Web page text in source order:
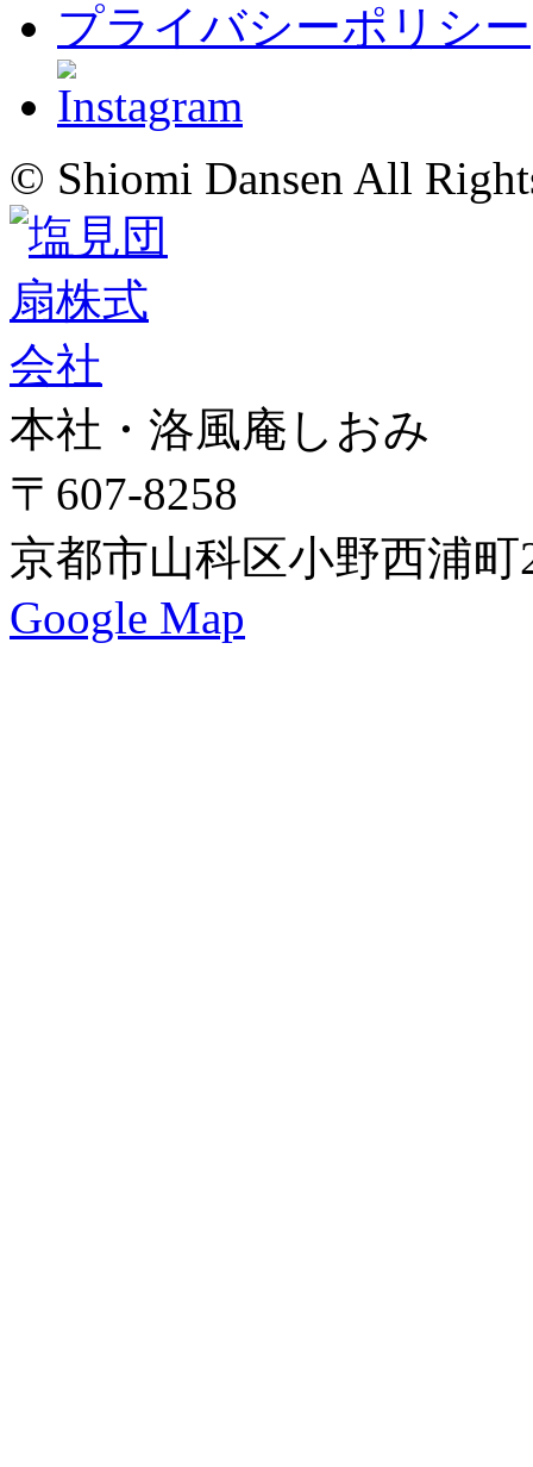
プライバシーポリシー
© Shiomi Dansen All
本社・洛風庵しおみ
〒607-8258
京都市山科区小野西浦町
Google Map